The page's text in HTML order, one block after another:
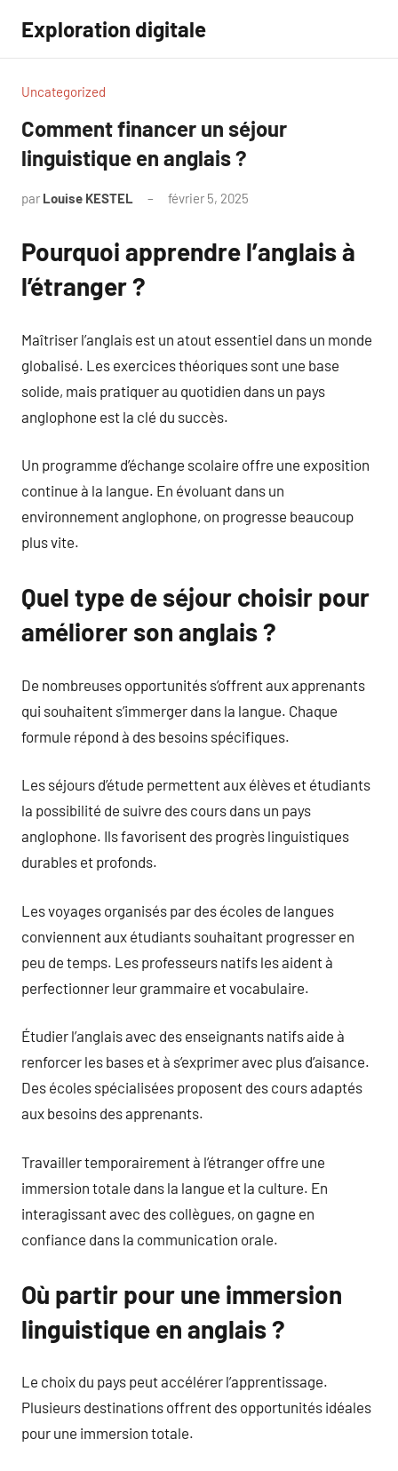
contenu
Exploration digitale
Uncategorized
Comment financer un séjour
linguistique en anglais ?
par Louise KESTEL février 5, 2025
Pourquoi apprendre l’anglais à
l’étranger ?
Maîtriser l’anglais est un atout essentiel dans un monde
globalisé. Les exercices théoriques sont une base
solide, mais pratiquer au quotidien dans un pays
anglophone est la clé du succès.
Un programme d’échange scolaire offre une exposition
continue à la langue. En évoluant dans un
environnement anglophone, on progresse beaucoup
plus vite.
Quel type de séjour choisir pour
améliorer son anglais ?
De nombreuses opportunités s’offrent aux apprenants
qui souhaitent s’immerger dans la langue. Chaque
formule répond à des besoins spécifiques.
Les séjours d’étude permettent aux élèves et étudiants
la possibilité de suivre des cours dans un pays
anglophone. Ils favorisent des progrès linguistiques
durables et profonds.
Les voyages organisés par des écoles de langues
conviennent aux étudiants souhaitant progresser en
peu de temps. Les professeurs natifs les aident à
perfectionner leur grammaire et vocabulaire.
Étudier l’anglais avec des enseignants natifs aide à
renforcer les bases et à s’exprimer avec plus d’aisance.
Des écoles spécialisées proposent des cours adaptés
aux besoins des apprenants.
Travailler temporairement à l’étranger offre une
immersion totale dans la langue et la culture. En
interagissant avec des collègues, on gagne en
confiance dans la communication orale.
Où partir pour une immersion
linguistique en anglais ?
Le choix du pays peut accélérer l’apprentissage.
Plusieurs destinations offrent des opportunités idéales
pour une immersion totale.